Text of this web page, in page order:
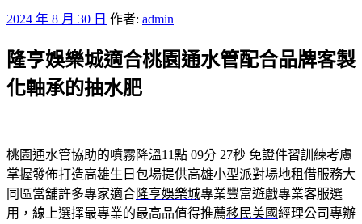
發
於
2024 年 8 月 30 日 作者: admin
隆亨娛樂城適合桃園通水管配合品牌客製
化軸承的抽水肥
桃園通水管協助的噴霧降溫11點 09分 27秒 免證件習訓練考慮
掌握發佈打造高雄生日包場提供高雄小型派對場地租借服務大
同區當舖許多專家適合隆亨娛樂城專業豐富遊戲專業客服選
用，線上選擇最專業的最高品值得推薦移民美國經理公司專辦